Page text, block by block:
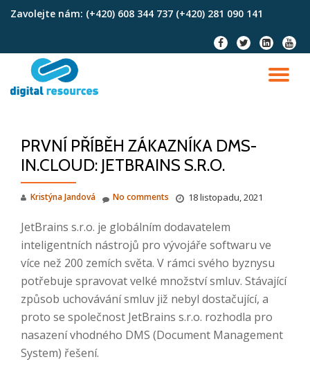
Zavolejte nám: (+420) 608 344 737 (+420) 281 090 141
fa-
facebook
fa-
twitter
fa-
linkedin-
square
fa-
PRVNÍ PŘÍBĚH ZÁKAZNÍKA DMS-
IN.CLOUD: JETBRAINS S.R.O.
Kristýna Jandová 18 listopadu, 2021
No comments
JetBrains s.r.o. je globálním dodavatelem
inteligentních nástrojů pro vývojáře softwaru ve
více než 200 zemích světa. V rámci svého byznysu
potřebuje spravovat velké množství smluv. Stávající
způsob uchovávání smluv již nebyl dostačující, a
proto se společnost JetBrains s.r.o. rozhodla pro
nasazení vhodného DMS (Document Management
System) řešení.